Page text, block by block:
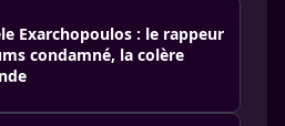
Exarchopoulos : le rappeur
condamné, la colère